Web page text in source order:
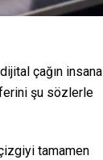
çağın insana
şu sözlerle
tamamen